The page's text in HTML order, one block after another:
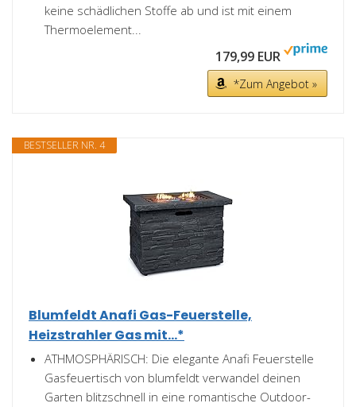
keine schädlichen Stoffe ab und ist mit einem
Thermoelement...
179,99 EUR
*Zum Angebot »
BESTSELLER NR. 4
Blumfeldt Anafi Gas-Feuerstelle,
Heizstrahler Gas mit...*
ATHMOSPHÄRISCH: Die elegante Anafi Feuerstelle
Gasfeuertisch von blumfeldt verwandel deinen
Garten blitzschnell in eine romantische Outdoor-